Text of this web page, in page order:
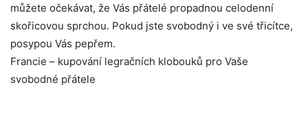
můžete očekávat, že Vás přátelé propadnou celodenní
skořicovou sprchou. Pokud jste svobodný i ve své třicítce,
posypou Vás pepřem.
Francie – kupování legračních klobouků pro Vaše
svobodné přátele